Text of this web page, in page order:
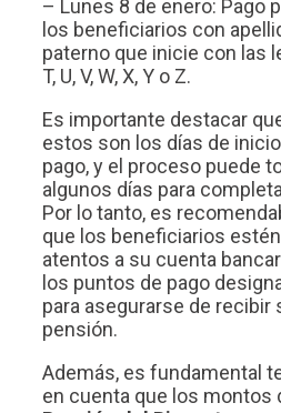
– Lunes 8 de enero: Pago
los beneficiarios con
paterno que inicie con las
T, U, V, W, X, Y o Z.
Es importante destacar
estos son los días de
pago, y el proceso puede
algunos días para
Por lo tanto, es
que los beneficiarios estén
atentos a su cuenta
los puntos de pago
para asegurarse de recibir
pensión.
Además, es fundamental
en cuenta que los montos